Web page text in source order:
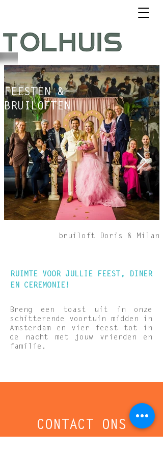
bruiloft Doris & Milan
FEESTEN &
BRUILOFTEN
RUIMTE VOOR JULLIE FEEST, DINER
EN CEREMONIE!
Breng een toast uit in onze
schitterende voortuin midden in
Amsterdam en vier feest tot in
de nacht met jouw vrienden en
familie.
CONTACT ONS